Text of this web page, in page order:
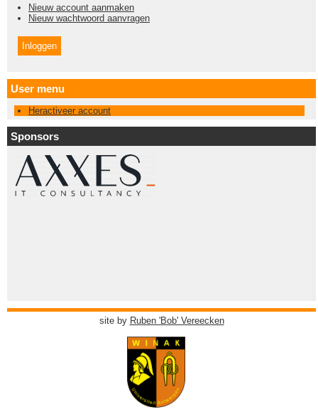
Nieuw account aanmaken
Nieuw wachtwoord aanvragen
User menu
Heractiveer account
Sponsors
site by Ruben 'Bob' Vereecken